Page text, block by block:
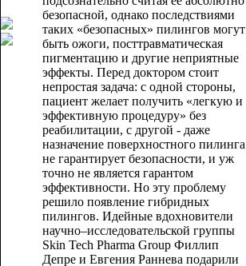
безопасной, однако последствиями
таких «безопасных» пилингов могут
быть ожоги, посттравматическая
пигментацию и другие неприятные
эффекты. Перед доктором стоит
непростая задача: с одной стороны,
пациент желает получить «легкую и
эффективную процедуру» без
реабилитации, с другой - даже
назначение поверхностного пилинга
не гарантирует безопасности, и уж
точно не является гарантом
эффективности. Но эту проблему
решило появление гибридных
пилингов. Идейные вдохновители
научно–исследовательской группы
Skin Tech Pharma Group Филлип
Депре и Евгения Раннева подарили